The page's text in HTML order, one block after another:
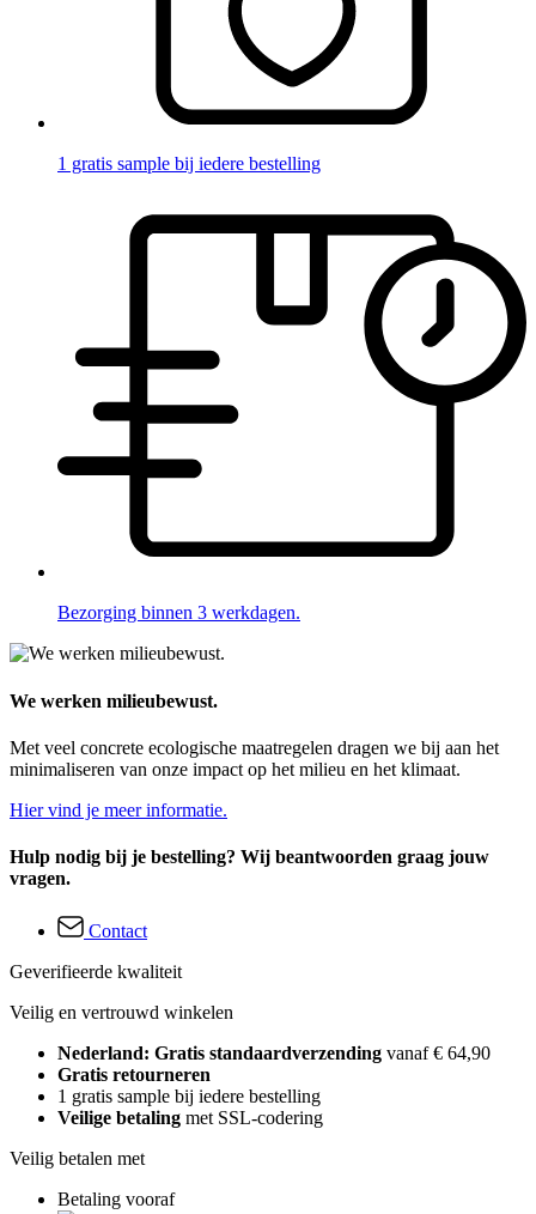
1 gratis sample bij iedere bestelling
Bezorging binnen 3 werkdagen.
We werken milieubewust.
Met veel concrete ecologische maatregelen dragen we bij aan het
minimaliseren van onze impact op het milieu en het klimaat.
Hier vind je meer informatie.
Hulp nodig bij je bestelling? Wij beantwoorden graag jouw
vragen.
Contact
Geverifieerde kwaliteit
Veilig en vertrouwd winkelen
Nederland: Gratis standaardverzending vanaf € 64,90
Gratis retourneren
1 gratis sample bij iedere bestelling
Veilige betaling met SSL-codering
Veilig betalen met
Betaling vooraf